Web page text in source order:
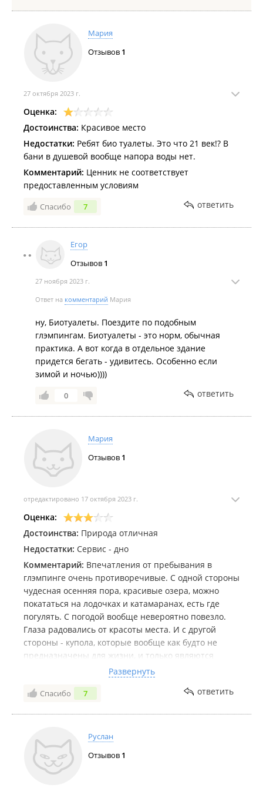
Мария
Отзывов 1
27 октября 2023 г.
Оценка:
Достоинства: Красивое место
Недостатки: Ребят био туалеты. Это что 21 век!? В
бани в душевой вообще напора воды нет.
Комментарий: Ценник не соответствует
предоставленным условиям
Спасибо 7 ответить
Егор
Отзывов 1
27 ноября 2023 г.
Ответ на комментарий Мария
ну, Биотуалеты. Поездите по подобным
глэмпингам. Биотуалеты - это норм, обычная
практика. А вот когда в отдельное здание
придется бегать - удивитесь. Особенно если
зимой и ночью))))
0 ответить
Мария
Отзывов 1
отредактировано 17 октября 2023 г.
Оценка:
Достоинства: Природа отличная
Недостатки: Сервис - дно
Комментарий: Впечатления от пребывания в
глэмпинге очень противоречивые. С одной стороны
чудесная осенняя пора, красивые озера, можно
покататься на лодочках и катамаранах, есть где
погулять. С погодой вообще невероятно повезло.
Глаза радовались от красоты места. И с другой
стороны - купола, которые вообще как будто не
предназначены для жизни, и только являются
красивой декорацией, и "прекрасный" сервис.
Купола - на солнце нагреваются до 50 градусов ( и
это осенью в +15 на улице), внутри летают десятки
быстро охлаждаются. Внутри биотуалет и дачный
умывальник. Вода в котором видимо из озера,
потому что когда она перестала литься, я подняла
крышку и увидела кучу грязи и ила. За день до
Развернуть
Спасибо 7 ответить
Руслан
Отзывов 1